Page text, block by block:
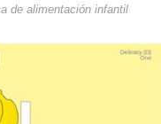
de alimentación infantil